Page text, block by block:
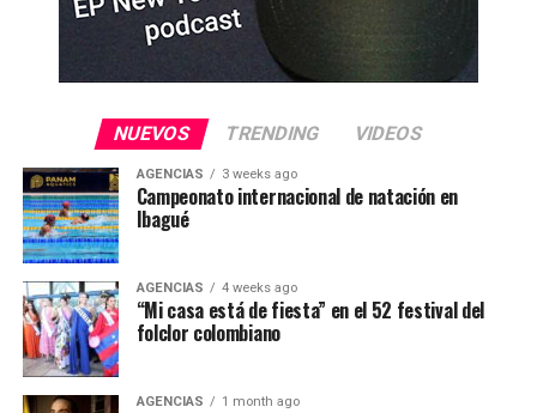
NUEVOS TRENDING VIDEOS
AGENCIAS 3 weeks ago
Campeonato internacional de natación en
Ibagué
AGENCIAS 4 weeks ago
“Mi casa está de fiesta” en el 52 festival del
folclor colombiano
AGENCIAS 1 month ago